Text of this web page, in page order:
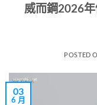
威而鋼2026
POSTED
03
6 月